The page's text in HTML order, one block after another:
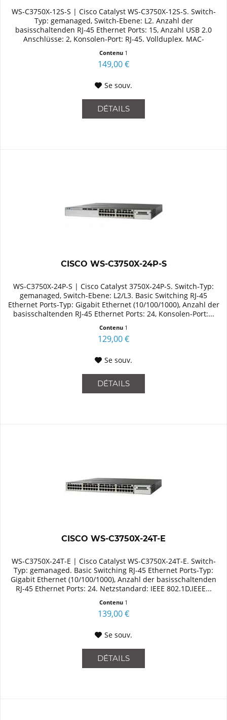
WS-C3750X-12S-S | Cisco Catalyst WS-C3750X-12S-S. Switch-
Typ: gemanaged, Switch-Ebene: L2. Anzahl der
basisschaltenden RJ-45 Ethernet Ports: 15, Anzahl USB 2.0
Anschlüsse: 2, Konsolen-Port: RJ-45. Vollduplex. MAC-
Contenu 1
149,00 €
Se souv.
DÉTAILS
CISCO WS-C3750X-24P-S
WS-C3750X-24P-S | Cisco Catalyst 3750X-24P-S. Switch-Typ:
gemanaged, Switch-Ebene: L2/L3. Basic Switching RJ-45
Ethernet Ports-Typ: Gigabit Ethernet (10/100/1000), Anzahl der
basisschaltenden RJ-45 Ethernet Ports: 24, Konsolen-Port:...
Contenu 1
129,00 €
Se souv.
DÉTAILS
CISCO WS-C3750X-24T-E
WS-C3750X-24T-E | Cisco Catalyst WS-C3750X-24T-E. Switch-
Typ: gemanaged. Basic Switching RJ-45 Ethernet Ports-Typ:
Gigabit Ethernet (10/100/1000), Anzahl der basisschaltenden
RJ-45 Ethernet Ports: 24. Netzstandard: IEEE 802.1D,IEEE...
Contenu 1
139,00 €
Se souv.
DÉTAILS